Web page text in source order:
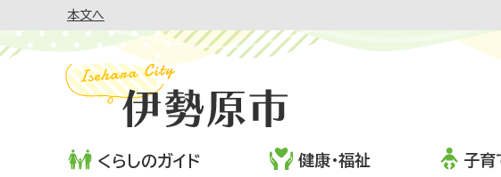
本文へ
くらしのガイド 健康・福祉 子育